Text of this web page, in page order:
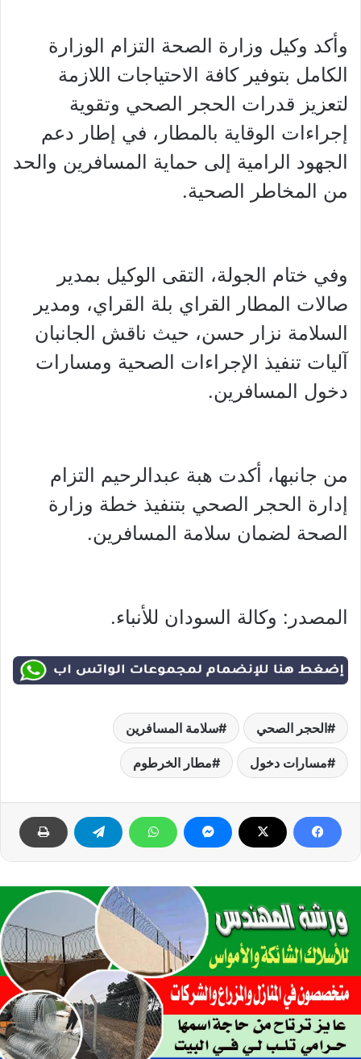
وأكد وكيل وزارة الصحة التزام الوزارة
الكامل بتوفير كافة الاحتياجات اللازمة
لتعزيز قدرات الحجر الصحي وتقوية
إجراءات الوقاية بالمطار، في إطار دعم
الجهود الرامية إلى حماية المسافرين والحد
من المخاطر الصحية.
وفي ختام الجولة، التقى الوكيل بمدير
صالات المطار القراي بلة القراي، ومدير
السلامة نزار حسن، حيث ناقش الجانبان
آليات تنفيذ الإجراءات الصحية ومسارات
دخول المسافرين.
من جانبها، أكدت هبة عبدالرحيم التزام
إدارة الحجر الصحي بتنفيذ خطة وزارة
الصحة لضمان سلامة المسافرين.
المصدر: وكالة السودان للأنباء.
الحجر الصحي سلامة المسافرين
مسارات دخول مطار الخرطوم